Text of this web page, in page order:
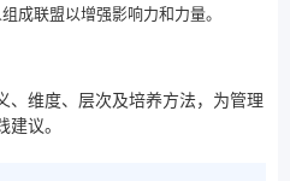
成联盟以增强影响力和力量。
、维度、层次及培养方法，为管理
议。